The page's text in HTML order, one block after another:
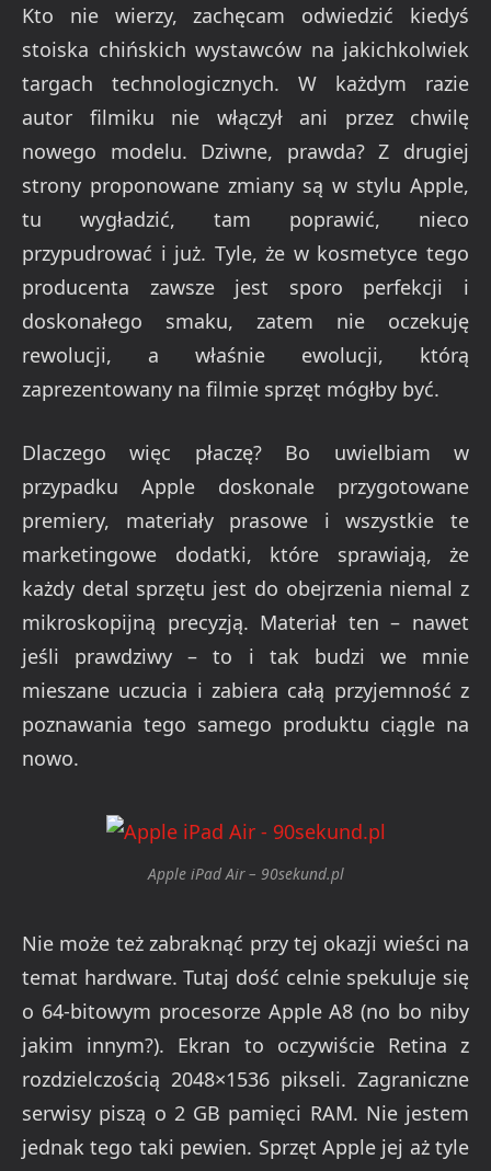
Kto nie wierzy, zachęcam odwiedzić kiedyś
stoiska chińskich wystawców na jakichkolwiek
targach technologicznych. W każdym razie
autor filmiku nie włączył ani przez chwilę
nowego modelu. Dziwne, prawda? Z drugiej
strony proponowane zmiany są w stylu Apple,
tu wygładzić, tam poprawić, nieco
przypudrować i już. Tyle, że w kosmetyce tego
producenta zawsze jest sporo perfekcji i
doskonałego smaku, zatem nie oczekuję
rewolucji, a właśnie ewolucji, którą
zaprezentowany na filmie sprzęt mógłby być.
Dlaczego więc płaczę? Bo uwielbiam w
przypadku Apple doskonale przygotowane
premiery, materiały prasowe i wszystkie te
marketingowe dodatki, które sprawiają, że
każdy detal sprzętu jest do obejrzenia niemal z
mikroskopijną precyzją. Materiał ten – nawet
jeśli prawdziwy – to i tak budzi we mnie
mieszane uczucia i zabiera całą przyjemność z
poznawania tego samego produktu ciągle na
nowo.
Apple iPad Air – 90sekund.pl
Nie może też zabraknąć przy tej okazji wieści na
temat hardware. Tutaj dość celnie spekuluje się
o 64-bitowym procesorze Apple A8 (no bo niby
jakim innym?). Ekran to oczywiście Retina z
rozdzielczością 2048×1536 pikseli. Zagraniczne
serwisy piszą o 2 GB pamięci RAM. Nie jestem
jednak tego taki pewien. Sprzęt Apple jej aż tyle